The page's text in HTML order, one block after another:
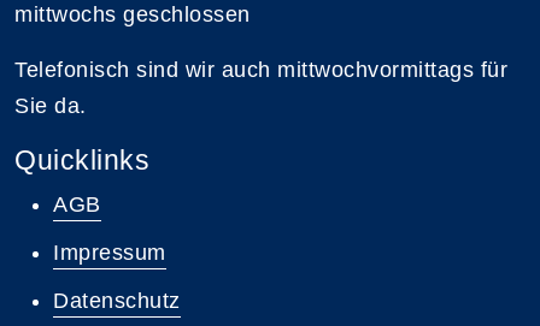
mittwochs geschlossen
Telefonisch sind wir auch mittwochvormittags für
Sie da.
Quicklinks
AGB
Impressum
Datenschutz